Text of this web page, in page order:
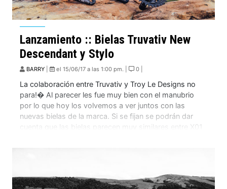
Lanzamiento :: Bielas Truvativ New
Descendant y Stylo
BARRY el 15/06/17 a las 1:00 pm. | 0 |
La colaboración entre Truvativ y Troy Le Designs no
para!� Al parecer les fue muy bien con el manubrio
por lo que hoy los volvemos a ver juntos con las
nuevas bielas de la marca. Si se fijan se podrán dar
cuenta que las bielas parecen muy similares entre X01